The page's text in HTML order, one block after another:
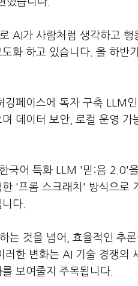
AI가 사람처럼 생각하고
화 하고 있습니다. 올 하
깅페이스에 독자 구축 LLM
데이터 보안, 로컬 운영
국어 특화 LLM '믿:음 2.0'
'프롬 스크래치' 방식으로
다.
는 것을 넘어, 효율적인 추
러한 변화는 AI 기술 경쟁의
보여줄지 주목됩니다.